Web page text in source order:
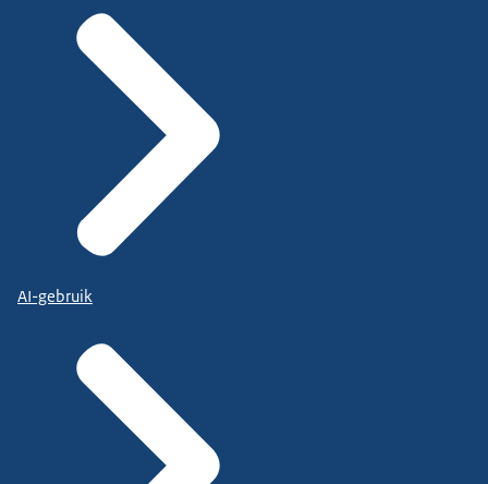
AI-gebruik